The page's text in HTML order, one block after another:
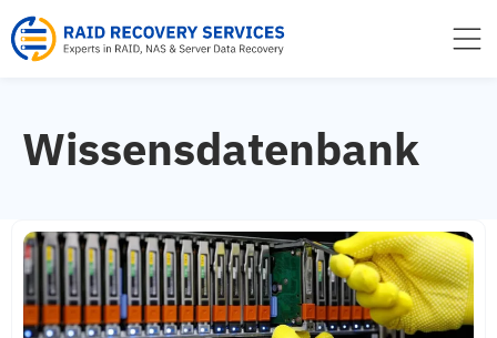
Inhalt
springen
Wissensdatenbank